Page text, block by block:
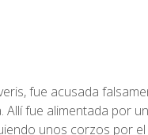
fue acusada
fue alimentada por
unos corzos por